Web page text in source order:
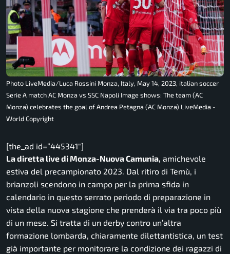
Photo LiveMedia/Luca Rossini Monza, Italy, May 14, 2023, italian soccer
Serie A match AC Monza vs SSC Napoli Image shows: The team (AC
Monza) celebrates the goal of Andrea Petagna (AC Monza) LiveMedia -
World Copyright
[the_ad id=”445341″]
La diretta live di Monza-Nuova Camunia, amichevole
estiva del precampionato 2023. Dal ritiro di Temù, i
brianzoli scendono in campo per la prima sfida in
calendario in questo serrato periodo di preparazione in
vista della nuova stagione che prenderà il via tra poco più
di un mese. Si tratta di un derby contro un’altra
formazione lombarda, chiaramente dilettantistica, un test
già importante per monitorare la condizione dei ragazzi di